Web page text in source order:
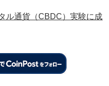
ル通貨（CBDC）実験に成